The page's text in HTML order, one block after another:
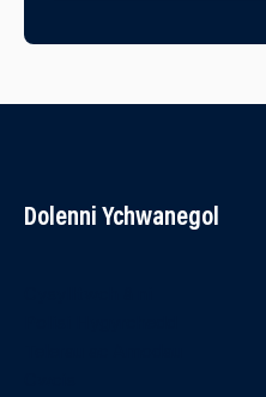
Dolenni Ychwanegol